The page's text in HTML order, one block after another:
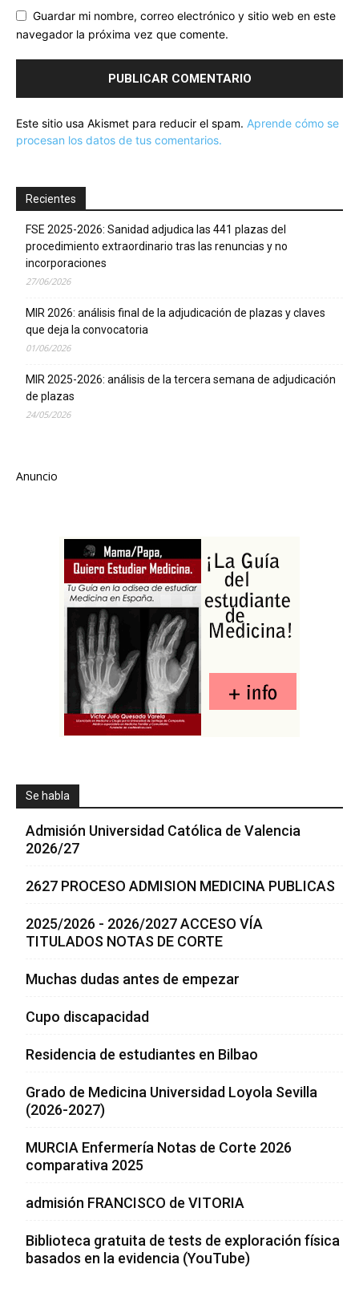
Guardar mi nombre, correo electrónico y sitio web en este
navegador la próxima vez que comente.
Este sitio usa Akismet para reducir el spam. Aprende cómo se
procesan los datos de tus comentarios.
Recientes
FSE 2025-2026: Sanidad adjudica las 441 plazas del
procedimiento extraordinario tras las renuncias y no
incorporaciones
27/06/2026
MIR 2026: análisis final de la adjudicación de plazas y claves
que deja la convocatoria
01/06/2026
MIR 2025-2026: análisis de la tercera semana de adjudicación
de plazas
24/05/2026
Anuncio
Se habla
Admisión Universidad Católica de Valencia
2026/27
2627 PROCESO ADMISION MEDICINA PUBLICAS
2025/2026 - 2026/2027 ACCESO VÍA
TITULADOS NOTAS DE CORTE
Muchas dudas antes de empezar
Cupo discapacidad
Residencia de estudiantes en Bilbao
Grado de Medicina Universidad Loyola Sevilla
(2026-2027)
MURCIA Enfermería Notas de Corte 2026
comparativa 2025
admisión FRANCISCO de VITORIA
Biblioteca gratuita de tests de exploración física
basados en la evidencia (YouTube)